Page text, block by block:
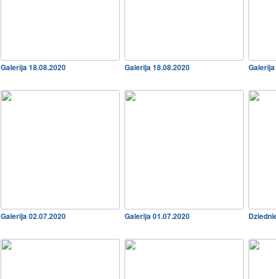
Galerija 18.08.2020 Galerija 18.08.2020
Galerija 02.07.2020 Galerija 01.07.2020